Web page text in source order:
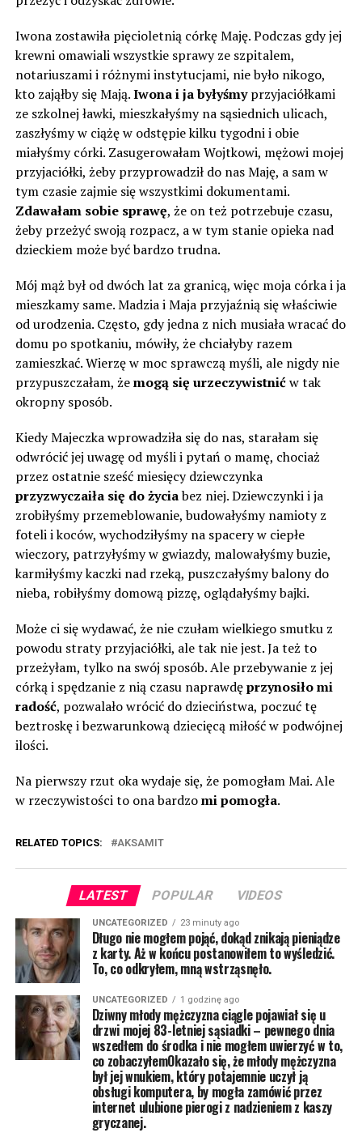
Iwona zostawiła pięcioletnią córkę Maję. Podczas gdy jej
krewni omawiali wszystkie sprawy ze szpitalem,
notariuszami i różnymi instytucjami, nie było nikogo,
kto zająłby się Mają.Iwona i ja byłyśmyprzyjaciółkami
ze szkolnej ławki, mieszkałyśmy na sąsiednich ulicach,
zaszłyśmy w ciążę w odstępie kilku tygodni i obie
miałyśmy córki. Zasugerowałam Wojtkowi, mężowi mojej
przyjaciółki, żeby przyprowadził do nas Maję, a sam w
tym czasie zajmie się wszystkimi dokumentami.
Zdawałam sobie sprawę, że on też potrzebuje czasu,
żeby przeżyć swoją rozpacz, a w tym stanie opieka nad
dzieckiem może być bardzo trudna.
Mój mąż był od dwóch lat za granicą, więc moja córka i ja
mieszkamy same. Madzia i Maja przyjaźnią się właściwie
od urodzenia. Często, gdy jedna z nich musiała wracać do
domu po spotkaniu, mówiły, że chciałyby razem
zamieszkać. Wierzę w moc sprawczą myśli, ale nigdy nie
przypuszczałam, żemogą się urzeczywistnićw tak
okropny sposób.
Kiedy Majeczka wprowadziła się do nas, starałam się
odwrócić jej uwagę od myśli i pytań o mamę, chociaż
przez ostatnie sześć miesięcy dziewczynka
przyzwyczaiła się do życiabez niej. Dziewczynki i ja
zrobiłyśmy przemeblowanie, budowałyśmy namioty z
foteli i koców, wychodziłyśmy na spacery w ciepłe
wieczory, patrzyłyśmy w gwiazdy, malowałyśmy buzie,
karmiłyśmy kaczki nad rzeką, puszczałyśmy balony do
nieba, robiłyśmy domową pizzę, oglądałyśmy bajki.
Może ci się wydawać, że nie czułam wielkiego smutku z
powodu straty przyjaciółki, ale tak nie jest. Ja też to
przeżyłam, tylko na swój sposób. Ale przebywanie z jej
córką i spędzanie z nią czasu naprawdęprzynosiło mi
radość, pozwalało wrócić do dzieciństwa, poczuć tę
beztroskę i bezwarunkową dziecięcą miłość w podwójnej
ilości.
Na pierwszy rzut oka wydaje się, że pomogłam Mai. Ale
w rzeczywistości to ona bardzomi pomogła.
RELATED TOPICS: AKSAMIT
LATEST POPULAR VIDEOS
UNCATEGORIZED 23 minuty ago
Długo nie mogłem pojąć, dokąd znikają pieniądze
z karty. Aż w końcu postanowiłem to wyśledzić.
To, co odkryłem, mną wstrząsnęło.
UNCATEGORIZED 1 godzinę ago
Dziwny młody mężczyzna ciągle pojawiał się u
drzwi mojej 83-letniej sąsiadki – pewnego dnia
wszedłem do środka i nie mogłem uwierzyć w to,
co zobaczyłemOkazało się, że młody mężczyzna
był jej wnukiem, który potajemnie uczył ją
obsługi komputera, by mogła zamówić przez
internet ulubione pierogi z nadzieniem z kaszy
gryczanej.